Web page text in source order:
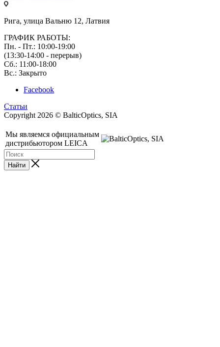
Рига, улица Вальню 12, Латвия
ГРАФИК РАБОТЫ:
Пн. - Пт.: 10:00-19:00
(13:30-14:00 - перерыв)
Сб.: 11:00-18:00
Вс.: Закрыто
Facebook
Статьи
Copyright 2026 © BalticOptics, SIA
Мы являемся официальным
дистрибьютором LEICA
Найти